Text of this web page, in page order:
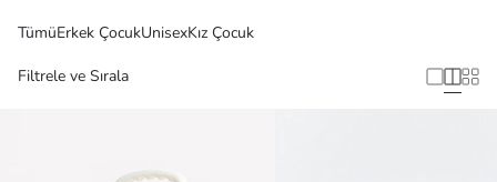
TümüErkek ÇocukUnisexKız Çocuk
Filtrele ve Sırala